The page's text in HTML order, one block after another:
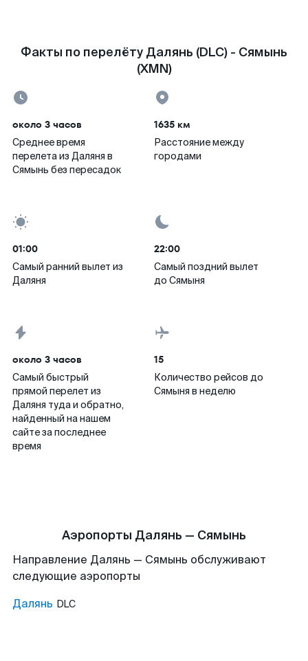
Факты по перелёту Далянь (DLC) - Сямынь
(XMN)
около 3 часов
Среднее время
перелета из Даляня в
Сямынь без пересадок
1635 км
Расстояние между
городами
01:00
Самый ранний вылет из
Даляня
22:00
Самый поздний вылет
до Сямыня
около 3 часов
Самый быстрый
прямой перелет из
Даляня туда и обратно,
найденный на нашем
сайте за последнее
время
15
Количество рейсов до
Сямыня в неделю
Аэропорты Далянь — Сямынь
Направление Далянь — Сямынь обслуживают
следующие аэропорты
Далянь DLC